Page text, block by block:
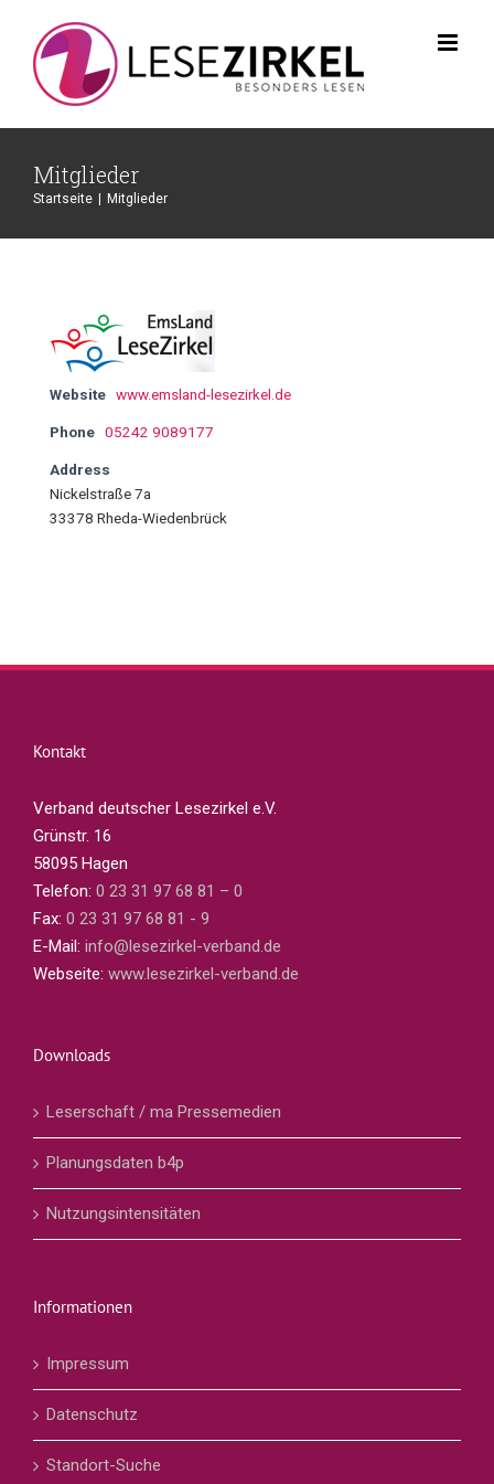
Mitglieder
Startseite Mitglieder
Website www.emsland-lesezirkel.de
Phone 05242 9089177
Address
Nickelstraße 7a
33378 Rheda-Wiedenbrück
Kontakt
Verband deutscher Lesezirkel e.V.
Grünstr. 16
58095 Hagen
Telefon: 0 23 31 97 68 81 – 0
Fax: 0 23 31 97 68 81 - 9
E-Mail: info@lesezirkel-verband.de
Webseite: www.lesezirkel-verband.de
Downloads
Leserschaft / ma Pressemedien
Planungsdaten b4p
Nutzungsintensitäten
Informationen
Impressum
Datenschutz
Standort-Suche